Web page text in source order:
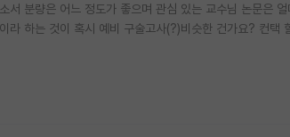
분량은 어느 정도가 좋으며 관심 있는 교수님 논문은
라 하는 것이 혹시 예비 구술고사(?)비슷한 건가요? 컨택